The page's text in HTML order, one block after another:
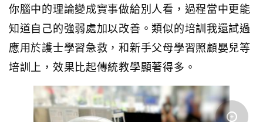
你腦中的理論變成實事做給別人看，過程當中更能
知道自己的強弱處加以改善。類似的培訓我還試過
應用於護士學習急救，和新手父母學習照顧嬰兒等
培訓上，效果比起傳統教學顯著得多。